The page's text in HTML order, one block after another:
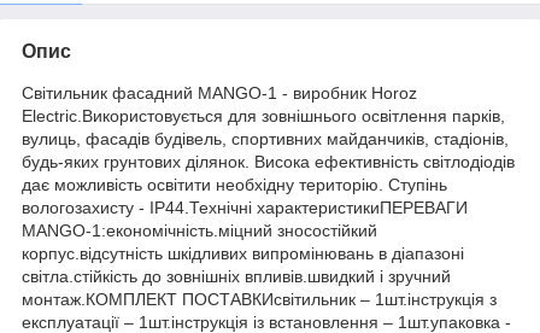
Опис
Світильник фасадний MANGO-1 - виробник Horoz
Electric.Використовується для зовнішнього освітлення парків,
вулиць, фасадів будівель, спортивних майданчиків, стадіонів,
будь-яких грунтових ділянок. Висока ефективність світлодіодів
дає можливість освітити необхідну територію. Cтупінь
вологозахисту - IP44.Технічні характеристикиПЕРЕВАГИ
MANGO-1:економічність.міцний зносостійкий
корпус.відсутність шкідливих випромінювань в діапазоні
світла.стійкість до зовнішніх впливів.швидкий і зручний
монтаж.КОМПЛЕКТ ПОСТАВКИсвітильник – 1шт.інструкція з
експлуатації – 1шт.інструкція із встановлення – 1шт.упаковка -